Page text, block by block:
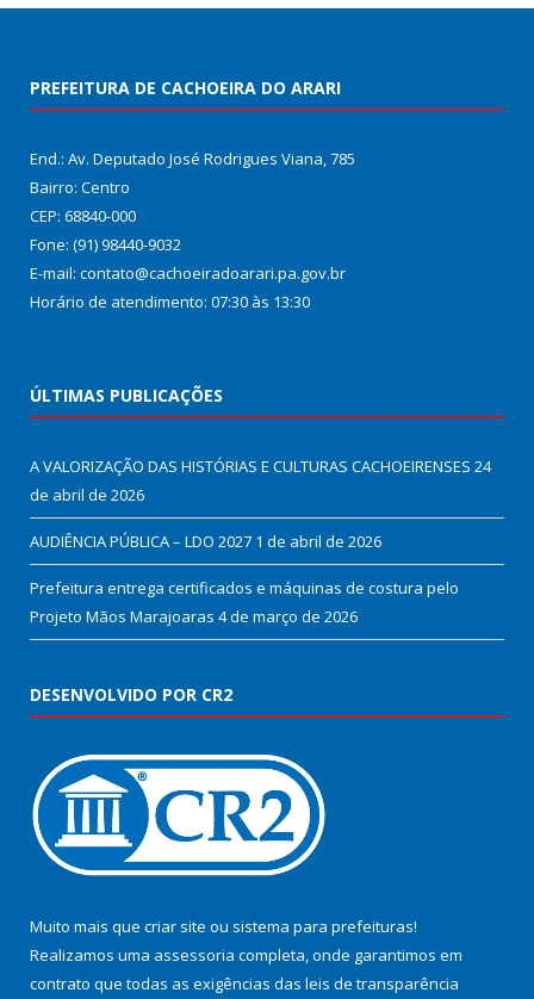
PREFEITURA DE CACHOEIRA DO ARARI
End.: Av. Deputado José Rodrigues Viana, 785
Bairro: Centro
CEP: 68840-000
Fone: (91) 98440-9032
E-mail: contato@cachoeiradoarari.pa.gov.br
Horário de atendimento: 07:30 às 13:30
ÚLTIMAS PUBLICAÇÕES
A VALORIZAÇÃO DAS HISTÓRIAS E CULTURAS CACHOEIRENSES 24
de abril de 2026
AUDIÊNCIA PÚBLICA – LDO 2027 1 de abril de 2026
Prefeitura entrega certificados e máquinas de costura pelo
Projeto Mãos Marajoaras 4 de março de 2026
DESENVOLVIDO POR CR2
Muito mais que criar site ou sistema para prefeituras!
Realizamos uma assessoria completa, onde garantimos em
contrato que todas as exigências das leis de transparência